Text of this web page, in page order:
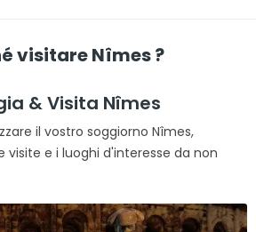
visitare Nîmes ?
& Visita Nîmes
il vostro soggiorno Nîmes,
e i luoghi d'interesse da non